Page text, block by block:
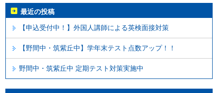
最近の投稿
【申込受付中！】外国人講師による英検面接対策
【野間中・筑紫丘中】学年末テスト点数アップ！！
野間中・筑紫丘中 定期テスト対策実施中